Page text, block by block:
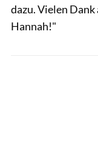
dazu. Vielen
Hannah!"